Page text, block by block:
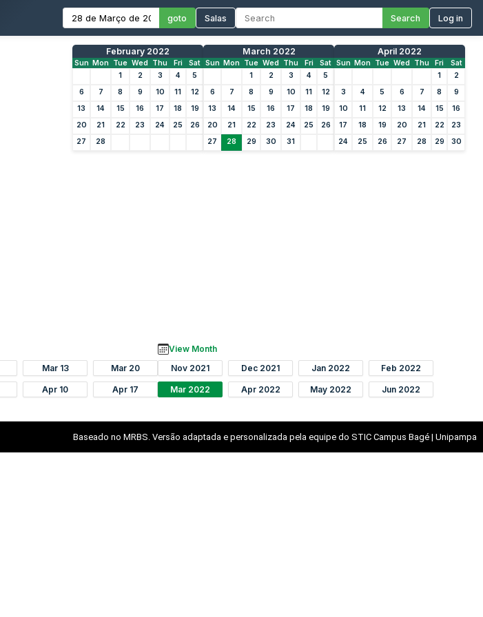
goto Salas Search Log in
February 2022
Sun Mon Tue Wed Thu Fri
Sat
1
2 3 4
5
6
7 8 9 10 11
12
13
14 15 16 17 18
19
20
21 22 23 24 25
26
27
28
March 2022
Sun Mon Tue Wed Thu Fri
Sat
1
2 3 4
5
6
7 8 9 10 11
12
13
14 15 16 17 18
19
20
21 22 23 24 25
26
27
28 29 30 31
April 2022
Sun Mon Tue Wed Thu Fri
Sat
1
2
3
4 5 6 7 8
9
10
11 12 13 14 15
16
17
18 19 20 21 22
23
24
25 26 27 28 29 30
Mar 13 Mar 20
Apr 10 Apr 17
View Month
Nov 2021
Dec 2021 Jan 2022 Feb 2022
Mar 2022 Apr 2022 May 2022 Jun 2022
Baseado no MRBS. Versão adaptada e personalizada pela equipe do STIC Campus Bagé | Unipampa